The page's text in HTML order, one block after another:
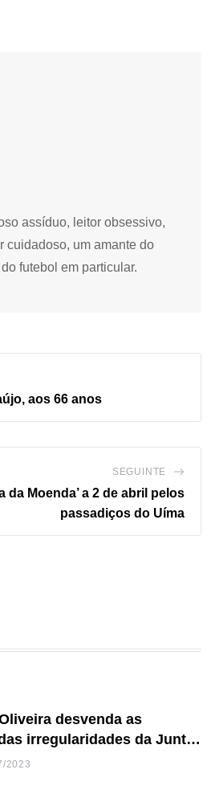
assíduo, leitor obsessivo,
cuidadoso, um amante do
futebol em particular.
aos 66 anos
SEGUINTE
da Moenda’ a 2 de abril pelos
passadiços do Uíma
desvenda as
irregularidades da Junta
S. João de Ver
2023